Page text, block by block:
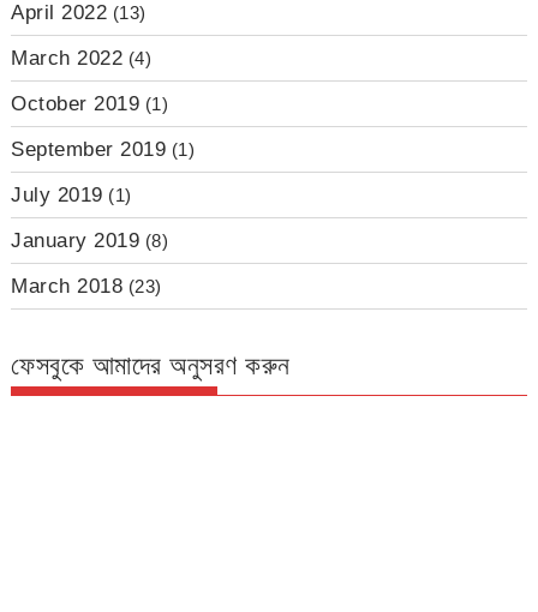
April 2022 (13)
March 2022 (4)
October 2019 (1)
September 2019 (1)
July 2019 (1)
January 2019 (8)
March 2018 (23)
ফেসবুকে আমাদের অনুসরণ করুন